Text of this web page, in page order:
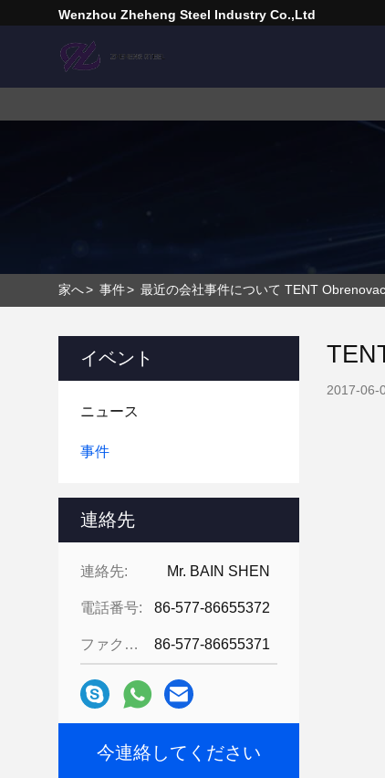
Wenzhou Zheheng Steel Industry Co.,Ltd
家へ> 事件> 最近の会社事件について TENT
イベント
ニュース
事件
連絡先
連絡先: Mr. BAIN SHEN
電話番号: 86-577-86655372
ファクシミリ: 86-577-86655371
今連絡してください
2017-06-